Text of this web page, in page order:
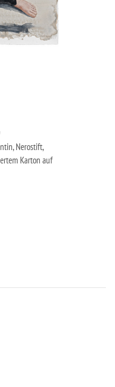
Nerostift,
Karton auf